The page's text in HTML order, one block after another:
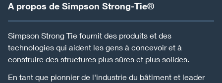
A propos de Simpson Strong-Tie®
Simpson Strong Tie fournit des produits et des
technologies qui aident les gens à concevoir et à
construire des structures plus sûres et plus solides.
En tant que pionnier de l'industrie du bâtiment et leader